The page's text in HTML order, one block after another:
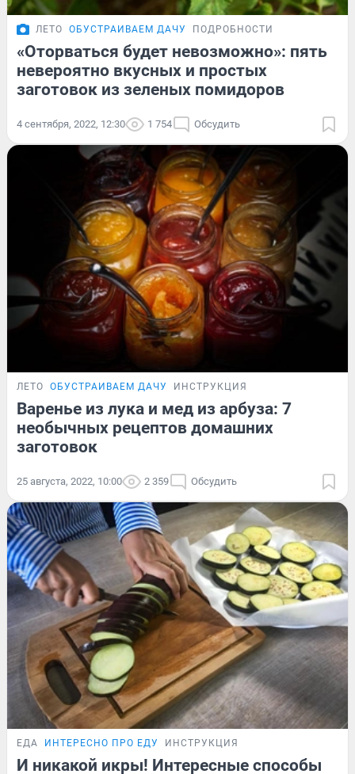
ЛЕТО ОБУСТРАИВАЕМ ДАЧУ ПОДРОБНОСТИ
«Оторваться будет невозможно»: пять
невероятно вкусных и простых
заготовок из зеленых помидоров
4 сентября, 2022, 12:30 1 754 Обсудить
ЛЕТО ОБУСТРАИВАЕМ ДАЧУ ИНСТРУКЦИЯ
Варенье из лука и мед из арбуза: 7
необычных рецептов домашних
заготовок
25 августа, 2022, 10:00 2 359 Обсудить
ЕДА ИНТЕРЕСНО ПРО ЕДУ ИНСТРУКЦИЯ
И никакой икры! Интересные способы